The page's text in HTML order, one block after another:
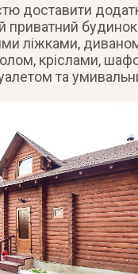
доставити
приватний будинок
ліжками,
кріслами,
та